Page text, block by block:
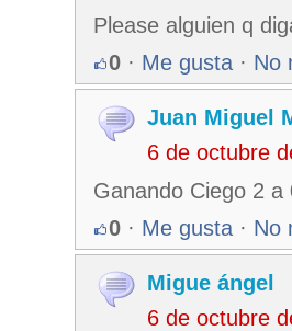
Please alguien q
0 · Me gusta · No
Juan Miguel
6 de octubre
Ganando Ciego 2 a
0 · Me gusta · No
Migue ángel
6 de octubre